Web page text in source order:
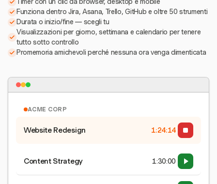
Funziona dentro Jira, Asana, Trello, GitHub e oltre 50 strumenti
Durata o inizio/fine — scegli tu
Visualizzazioni per giorno, settimana e calendario per tenere
tutto sotto controllo
Promemoria amichevoli perché nessuna ora venga dimenticata
ACME CORP
Website Redesign 1:24:15
Content Strategy 1:30:00